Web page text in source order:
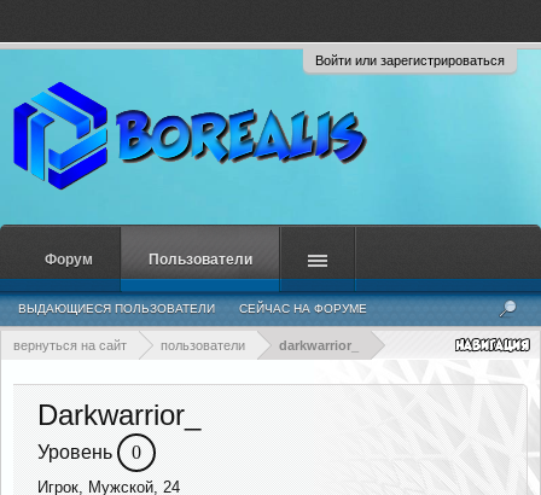
Войти или зарегистрироваться
вернуться на сайт пользователи darkwarrior_
Darkwarrior_
Уровень 0
Игрок, Мужской, 24
Форум Пользователи
ВЫДАЮЩИЕСЯ ПОЛЬЗОВАТЕЛИ СЕЙЧАС НА ФОРУМЕ
НЕДАВНЯЯ АКТИВНОСТЬ НОВЫЕ СООБЩЕНИЯ ПРОФИЛЯ